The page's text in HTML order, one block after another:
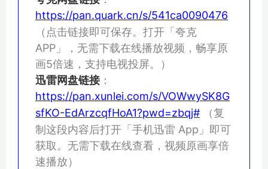
https://pan.quark.cn/s/541ca0090476
（点击链接即可保存。打开「夸克
APP」，无需下载在线播放视频，畅享原
画5倍速，支持电视投屏。）
迅雷网盘链接：
https://pan.xunlei.com/s/VOWwySK8G
sfKO-EdArzcqfHoA1?pwd=zbqj# （复
制这段内容后打开「手机迅雷 App」即可
获取。无需下载在线查看，视频原画享倍
速播放）